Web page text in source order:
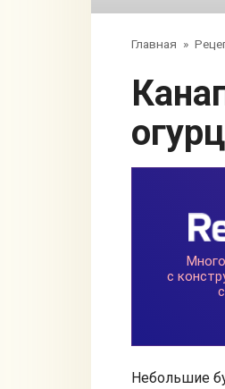
Главная »
Канапе с колбасой и свежим
Небольшие